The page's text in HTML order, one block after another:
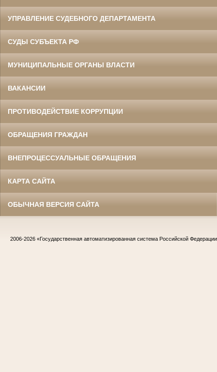
УПРАВЛЕНИЕ СУДЕБНОГО ДЕПАРТАМЕНТА
СУДЫ СУБЪЕКТА РФ
МУНИЦИПАЛЬНЫЕ ОРГАНЫ ВЛАСТИ
ВАКАНСИИ
ПРОТИВОДЕЙСТВИЕ КОРРУПЦИИ
ОБРАЩЕНИЯ ГРАЖДАН
ВНЕПРОЦЕССУАЛЬНЫЕ ОБРАЩЕНИЯ
КАРТА САЙТА
ОБЫЧНАЯ ВЕРСИЯ САЙТА
2006-2026 «Государственная автоматизированная система Российской